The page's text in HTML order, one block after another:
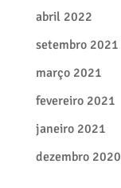
abril 2022
setembro 2021
março 2021
fevereiro 2021
janeiro 2021
dezembro 2020